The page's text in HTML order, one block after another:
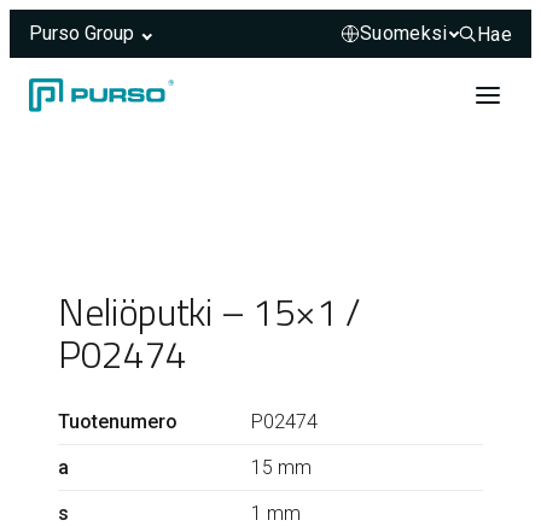
Purso Group
Hae
Hae
Neliöputki – 15×1 /
P02474
Tuotenumero
P02474
a
15 mm
s
1 mm